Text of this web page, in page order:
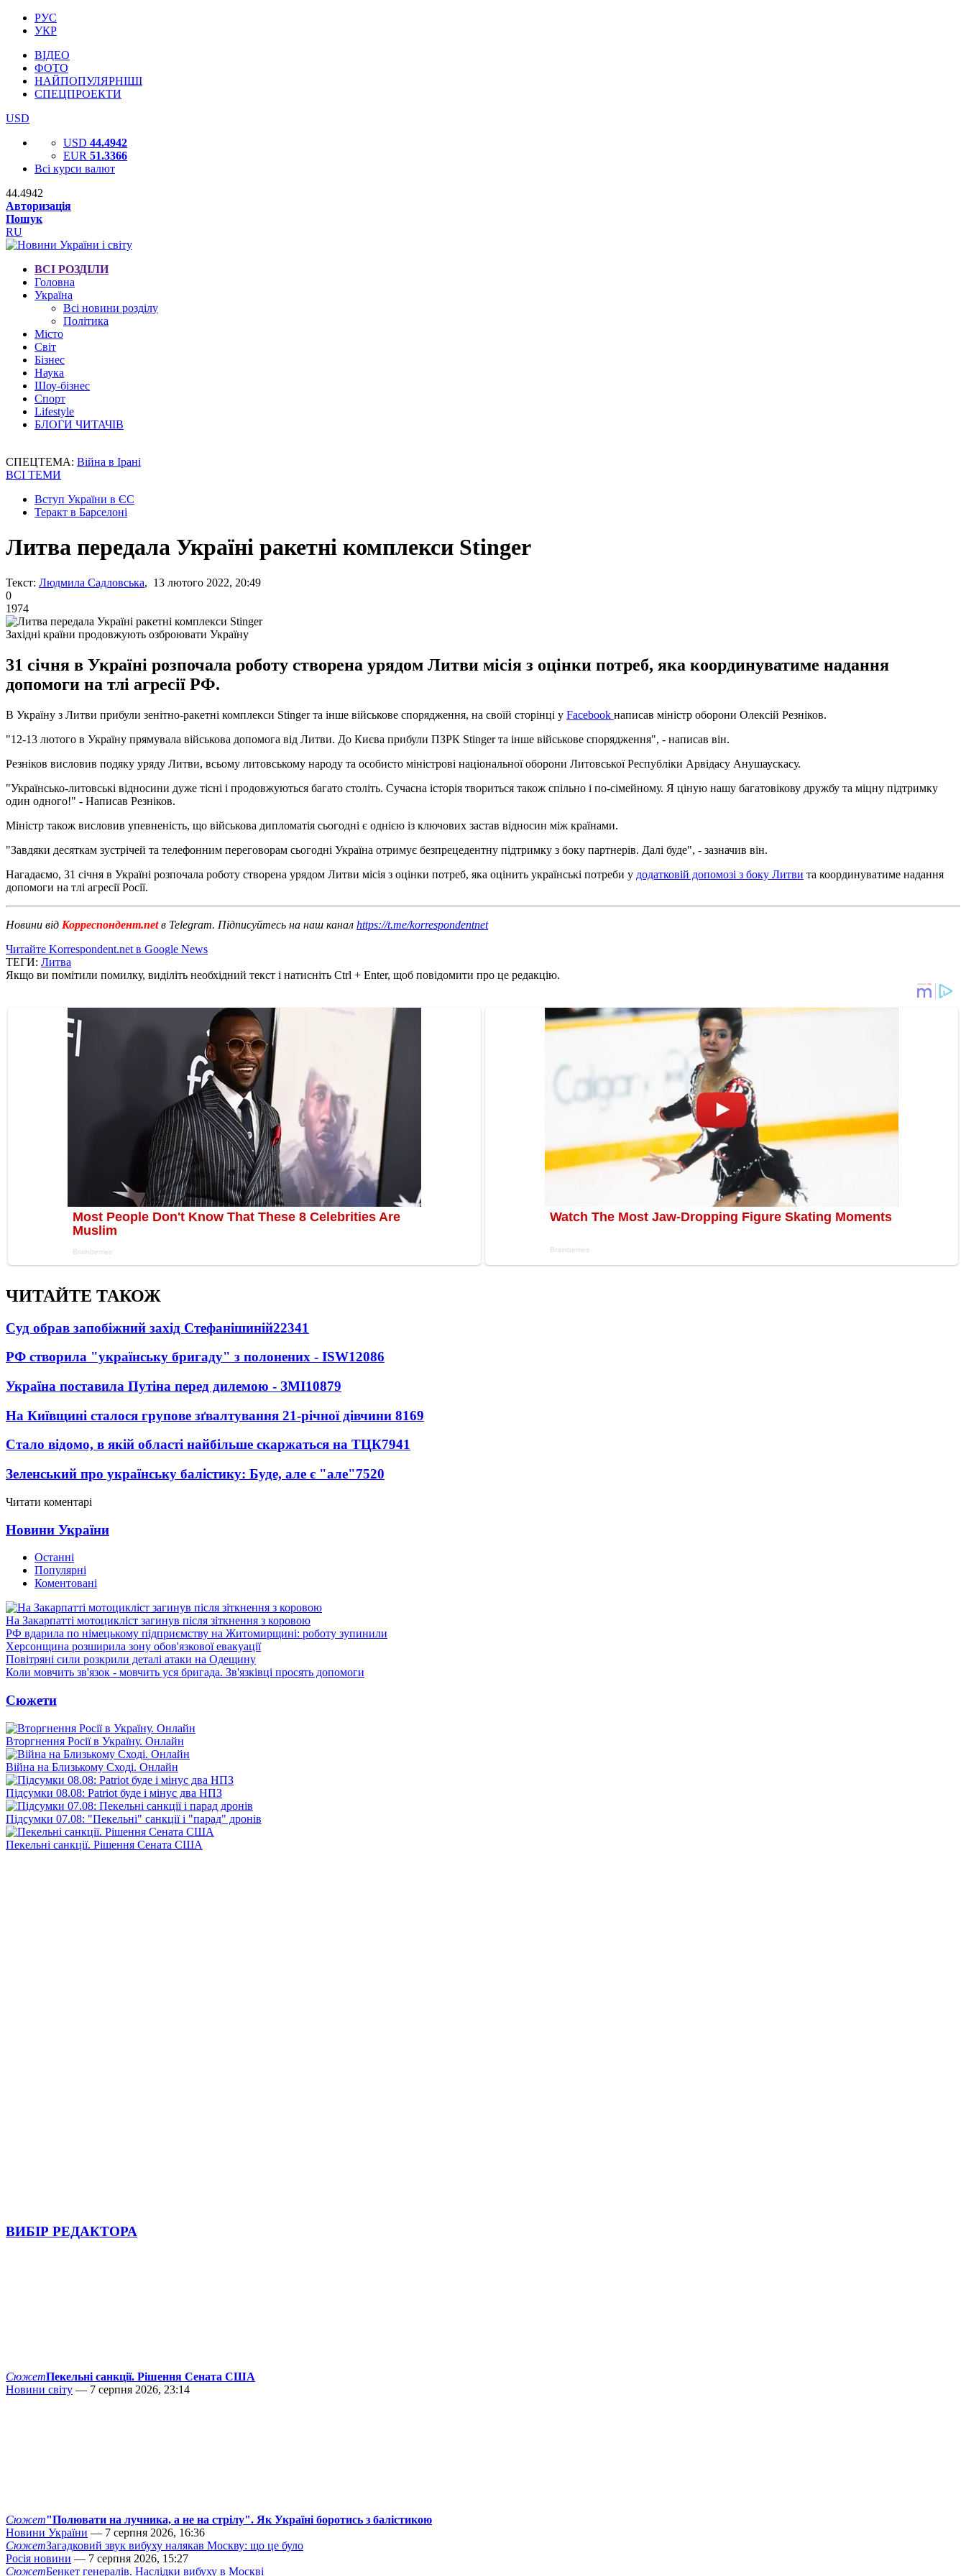
РУС
УКР
ВІДЕО
ФОТО
НАЙПОПУЛЯРНІШІ
СПЕЦПРОЕКТИ
USD
USD 44.4942
EUR 51.3366
Всі курси валют
44.4942
Авторизація
Пошук
RU
ВСІ РОЗДІЛИ
Головна
Україна
Всі новини розділу
Політика
Місто
Світ
Бізнес
Наука
Шоу-бізнес
Спорт
Lifestyle
БЛОГИ ЧИТАЧІВ
СПЕЦТЕМА: Війна в Ірані
ВСІ ТЕМИ
Вступ України в ЄС
Теракт в Барселоні
Литва передала Україні ракетні комплекси Stinger
Текст: Людмила Садловська, 13 лютого 2022, 20:49
0
1974
Західні країни продовжують озброювати Україну
31 січня в Україні розпочала роботу створена урядом Литви місія з оцінки потреб, яка координуватиме надання
допомоги на тлі агресії РФ.
В Україну з Литви прибули зенітно-ракетні комплекси Stinger та інше військове спорядження, на своїй сторінці у Facebook написав міністр оборони Олексій Резніков.
"12-13 лютого в Україну прямувала військова допомога від Литви. До Києва прибули ПЗРК Stinger та інше військове спорядження", - написав він.
Резніков висловив подяку уряду Литви, всьому литовському народу та особисто міністрові національної оборони Литовської Республіки Арвідасу Анушаускасу.
"Українсько-литовські відносини дуже тісні і продовжуються багато століть. Сучасна історія твориться також спільно і по-сімейному. Я ціную нашу багатовікову дружбу та міцну підтримку
один одного!" - Написав Резніков.
Міністр також висловив упевненість, що військова дипломатія сьогодні є однією із ключових застав відносин між країнами.
"Завдяки десяткам зустрічей та телефонним переговорам сьогодні Україна отримує безпрецедентну підтримку з боку партнерів. Далі буде", - зазначив він.
Нагадаємо, 31 січня в Україні розпочала роботу створена урядом Литви місія з оцінки потреб, яка оцінить українські потреби у додатковій допомозі з боку Литви та координуватиме надання
допомоги на тлі агресії Росії.
Новини від Корреспондент.netв Telegram. Підписуйтесь на наш канал https://t.me/korrespondentnet
Читайте Korrespondent.net в Google News
ТЕГИ: Литва
Якщо ви помітили помилку, виділіть необхідний текст і натисніть Ctrl + Enter, щоб повідомити про це редакцію.
ЧИТАЙТЕ ТАКОЖ
Суд обрав запобіжний захід Стефанішиній22341
РФ створила "українську бригаду" з полонених - ISW12086
Україна поставила Путіна перед дилемою - ЗМІ10879
На Київщині сталося групове зґвалтування 21-річної дівчини 8169
Стало відомо, в якій області найбільше скаржаться на ТЦК7941
Зеленський про українську балістику: Буде, але є "але"7520
Читати коментарі
Новини України
Останні
Популярні
Коментовані
На Закарпатті мотоцикліст загинув після зіткнення з коровою
РФ вдарила по німецькому підприємству на Житомирщині: роботу зупинили
Херсонщина розширила зону обов'язкової евакуації
Повітряні сили розкрили деталі атаки на Одещину
Коли мовчить зв'язок - мовчить уся бригада. Зв'язківці просять допомоги
Сюжети
Вторгнення Росії в Україну. Онлайн
Війна на Близькому Сході. Онлайн
Підсумки 08.08: Patriot буде і мінус два НПЗ
Підсумки 07.08: "Пекельні" санкції і "парад" дронів
Пекельні санкції. Рішення Сената США
ВИБІР РЕДАКТОРА
СюжетПекельні санкції. Рішення Сената США
Новини світу — 7 серпня 2026, 23:14
Сюжет"Полювати на лучника, а не на стрілу". Як Україні боротись з балістикою
Новини України — 7 серпня 2026, 16:36
СюжетЗагадковий звук вибуху налякав Москву: що це було
Росія новини — 7 серпня 2026, 15:27
СюжетБенкет генералів. Наслідки вибуху в Москві